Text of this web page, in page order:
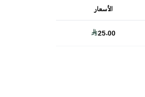
الأسعار
25.00